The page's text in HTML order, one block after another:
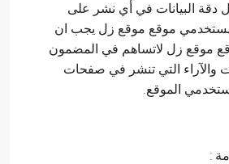
دقة البيانات في أي نشر على
موقع موقع زل يجب ان
موقع زل لاتساهم في المضمون
والآراء التي تنشر في صفحات
الموقع.
: